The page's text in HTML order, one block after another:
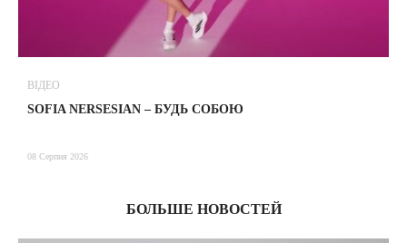
ВІДЕО
SOFIA NERSESIAN – БУДЬ СОБОЮ
08 Серпня 2026
БОЛЬШЕ НОВОСТЕЙ